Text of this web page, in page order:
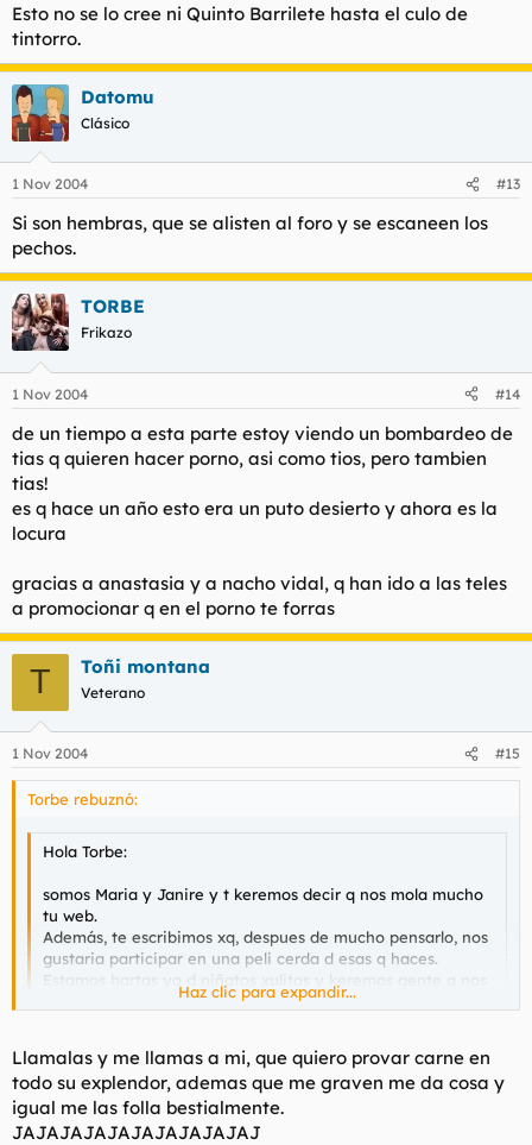
Esto no se lo cree ni Quinto Barrilete hasta el culo de
tintorro.
Datomu
Clásico
1 Nov 2004 #13
Si son hembras, que se alisten al foro y se escaneen los
pechos.
TORBE
Frikazo
1 Nov 2004 #14
de un tiempo a esta parte estoy viendo un bombardeo de
tias q quieren hacer porno, asi como tios, pero tambien
tias!
es q hace un año esto era un puto desierto y ahora es la
locura
gracias a anastasia y a nacho vidal, q han ido a las teles
a promocionar q en el porno te forras
T Toñi montana
Veterano
1 Nov 2004 #15
Torbe rebuznó:
Hola Torbe:
somos Maria y Janire y t keremos decir q nos mola mucho
tu web.
Además, te escribimos xq, despues de mucho pensarlo, nos
gustaria participar en una peli cerda d esas q haces.
Estamos hartas ya d niñatos xulitos y keremos gente q nos
Haz clic para expandir...
las llamo?
Haz clic para expandir...
Llamalas y me llamas a mi, que quiero provar carne en
todo su explendor, ademas que me graven me da cosa y
igual me las folla bestialmente.
JAJAJAJAJAJAJAJAJAJAJ